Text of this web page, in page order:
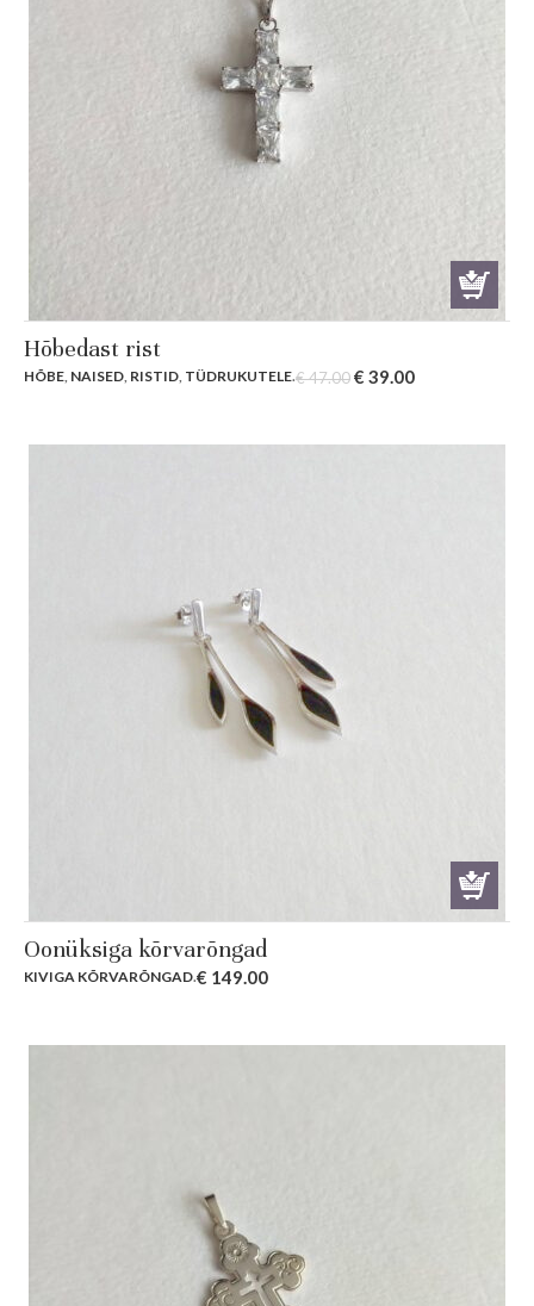
Hõbedast rist
HÕBE NAISED RISTID TÜDRUKUTELE.€47.00Original
€ 39.00Current
Oonüksiga kõrvarõngad
KIVIGA KÕRVARÕNGAD.€ 149.00